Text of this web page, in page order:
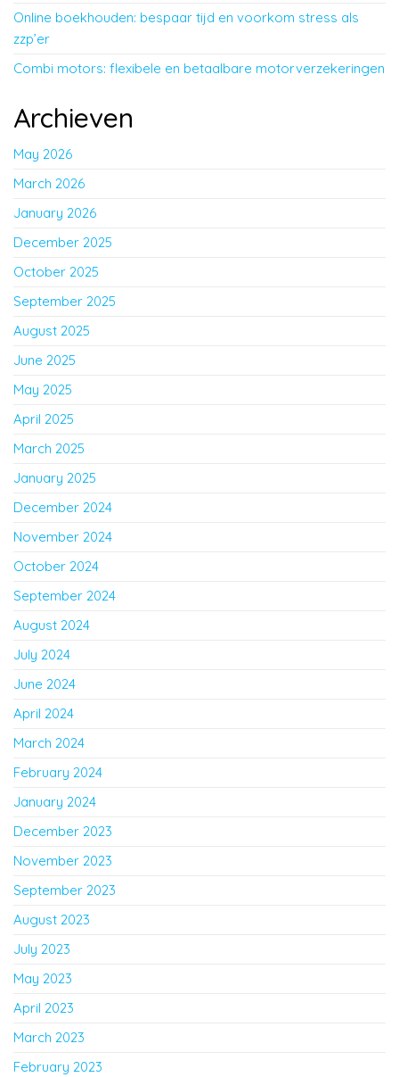
Online boekhouden: bespaar tijd en voorkom stress als
zzp’er
Combi motors: flexibele en betaalbare motorverzekeringen
Archieven
May 2026
March 2026
January 2026
December 2025
October 2025
September 2025
August 2025
June 2025
May 2025
April 2025
March 2025
January 2025
December 2024
November 2024
October 2024
September 2024
August 2024
July 2024
June 2024
April 2024
March 2024
February 2024
January 2024
December 2023
November 2023
September 2023
August 2023
July 2023
May 2023
April 2023
March 2023
February 2023